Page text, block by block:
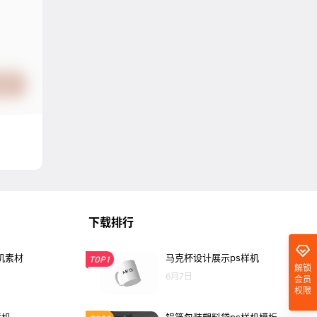
解锁
会员
权限
素材
下载排行
TOP1 马克杯设计展示ps样机
6月7日